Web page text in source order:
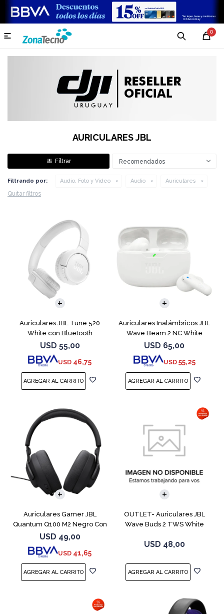
0

AURICULARES JBL
Recomendados
Filtrando por: Audio, Foto y Video Audio Auriculares
Quitar filtros
Auriculares JBL Tune 520
White con Bluetooth
USD 55,00
USD 46,75
Auriculares Inalámbricos JBL
Wave Beam 2 NC White
USD 65,00
USD 55,25
Auriculares Gamer JBL
Quantum Q100 M2 Negro Con
Micrófono
USD 49,00
USD 41,65
OUTLET- Auriculares JBL
Wave Buds 2 TWS White
USD 48,00